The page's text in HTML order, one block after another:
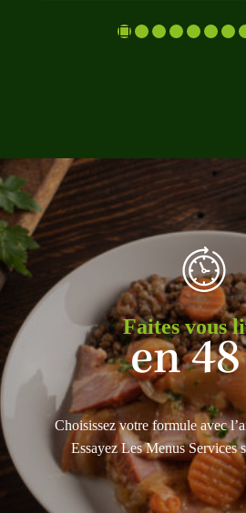
Faites vous
en
Choisissez votre formule avec
Essayez Les Menus Services